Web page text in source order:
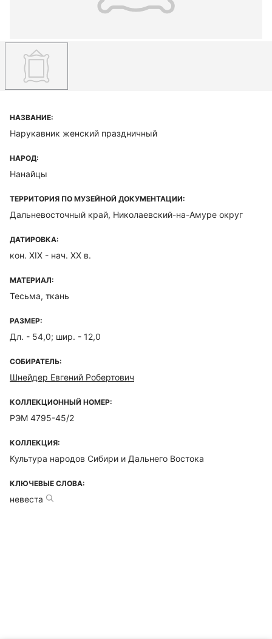
НАЗВАНИЕ:
Нарукавник женский праздничный
НАРОД:
Нанайцы
ТЕРРИТОРИЯ ПО МУЗЕЙНОЙ ДОКУМЕНТАЦИИ:
Дальневосточный край, Николаевский-на-Амуре округ
ДАТИРОВКА:
кон. XIX - нач. ХХ в.
МАТЕРИАЛ:
Тесьма, ткань
РАЗМЕР:
Дл. - 54,0; шир. - 12,0
СОБИРАТЕЛЬ:
Шнейдер Евгений Робертович
КОЛЛЕКЦИОННЫЙ НОМЕР:
РЭМ 4795-45/2
КОЛЛЕКЦИЯ:
Культура народов Сибири и Дальнего Востока
КЛЮЧЕВЫЕ СЛОВА:
невеста